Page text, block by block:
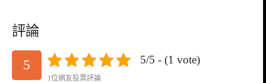
評論
5 5/5 - (1 vote)
1位網友投票評論